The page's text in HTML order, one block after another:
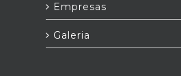
Empresas
Galeria